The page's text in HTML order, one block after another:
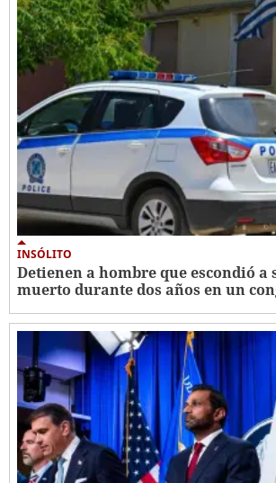
INSÓLITO
Detienen a hombre que escondió a
muerto durante dos años en un